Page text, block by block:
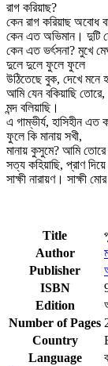
রাগ করিয়াছ?
কেন রাগ করিয়াছ অবোধ
কেন এত অভিমান। দুটি
কেন এত ভর্ৎসনা? মুখে
দুলে দুলে ফুলে ফুলে
উঠিতেছে বুক, দেখে মনে
আমি যেন বকিয়াছি তোরে,
মন্দ বলিয়াছি।
এ গাম্ভীর্য, হাসিহীন এত
ফুলে কি মানায় সখী,
মানায় কুসুমে? আমি তোরে
সত্য কহিয়াছি, প্রাণ
সাক্ষী নারায়ণ। সাক্ষী
Title
Author
Publisher
ISBN
Edition
Number of Pages
Country
Language